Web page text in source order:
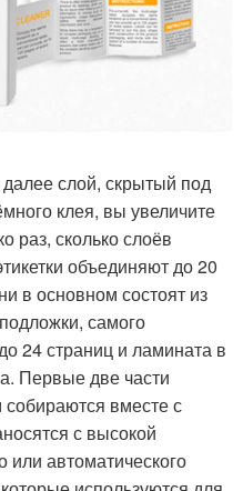
слой, скрытый под
клея, вы увеличите
раз, сколько слоёв
объединяют до 20
в основном состоят из
самого
24 страниц и ламината в
Первые две части
собираются вместе с
с высокой
автоматического